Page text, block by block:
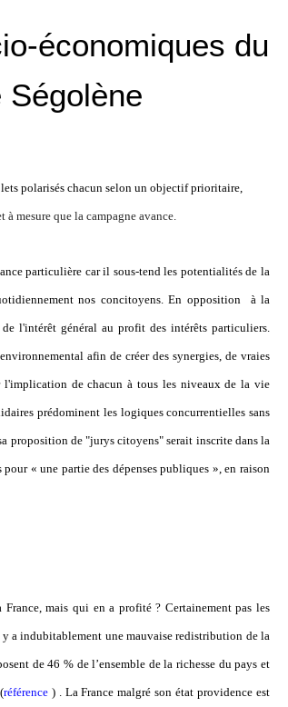
économiques du
polarisés chacun selon un objectif prioritaire,
à mesure que la campagne avance.
particulière car il sous-tend les potentialités de la
nos concitoyens. En opposition à la
l'intérêt général au profit des intérêts particuliers.
afin de créer des synergies, de vraies
l'implication de chacun à tous les niveaux de la vie
prédominent les logiques concurrentielles sans
proposition de "jurys citoyens" serait inscrite dans la
« une partie des dépenses publiques », en raison
mais qui en a profité ? Certainement pas les
a indubitablement une mauvaise redistribution de la
de 46 % de l’ensemble de la richesse du pays et
référence). La France malgré son état providence est